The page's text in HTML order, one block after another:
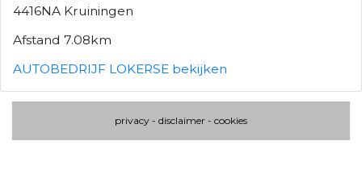
4416NA Kruiningen
Afstand 7.08km
AUTOBEDRIJF LOKERSE bekijken
privacy - disclaimer - cookies